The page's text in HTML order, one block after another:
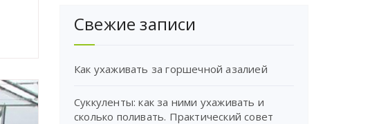
Свежие записи
Как ухаживать за горшечной азалией
Суккуленты: как за ними ухаживать и
сколько поливать. Практический совет